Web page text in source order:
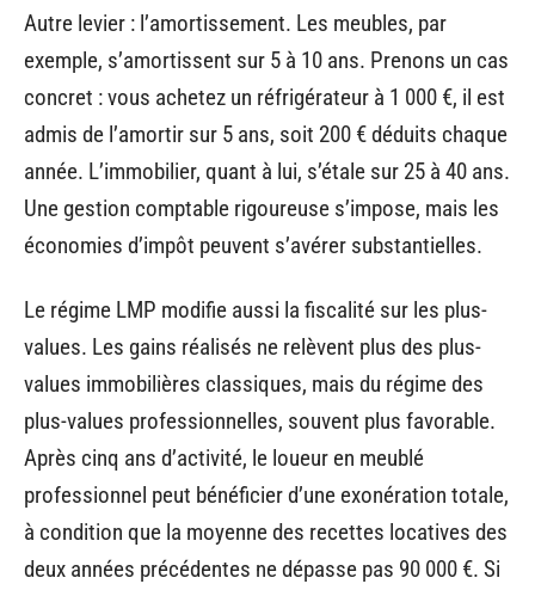
Autre levier : l’amortissement. Les meubles, par
exemple, s’amortissent sur 5 à 10 ans. Prenons un cas
concret : vous achetez un réfrigérateur à 1 000 €, il est
admis de l’amortir sur 5 ans, soit 200 € déduits chaque
année. L’immobilier, quant à lui, s’étale sur 25 à 40 ans.
Une gestion comptable rigoureuse s’impose, mais les
économies d’impôt peuvent s’avérer substantielles.
Le régime LMP modifie aussi la fiscalité sur les plus-
values. Les gains réalisés ne relèvent plus des plus-
values immobilières classiques, mais du régime des
plus-values professionnelles, souvent plus favorable.
Après cinq ans d’activité, le loueur en meublé
professionnel peut bénéficier d’une exonération totale,
à condition que la moyenne des recettes locatives des
deux années précédentes ne dépasse pas 90 000 €. Si